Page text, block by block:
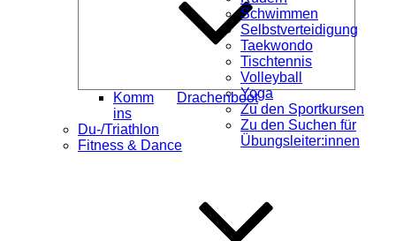
Komm
ins
Drachenboot
Du-/Triathlon
Fitness & Dance
Schwimmen
Selbstverteidigung
Taekwondo
Tischtennis
Volleyball
Yoga
Zu den Sportkursen
Zu den Suchen für
Übungsleiter:innen